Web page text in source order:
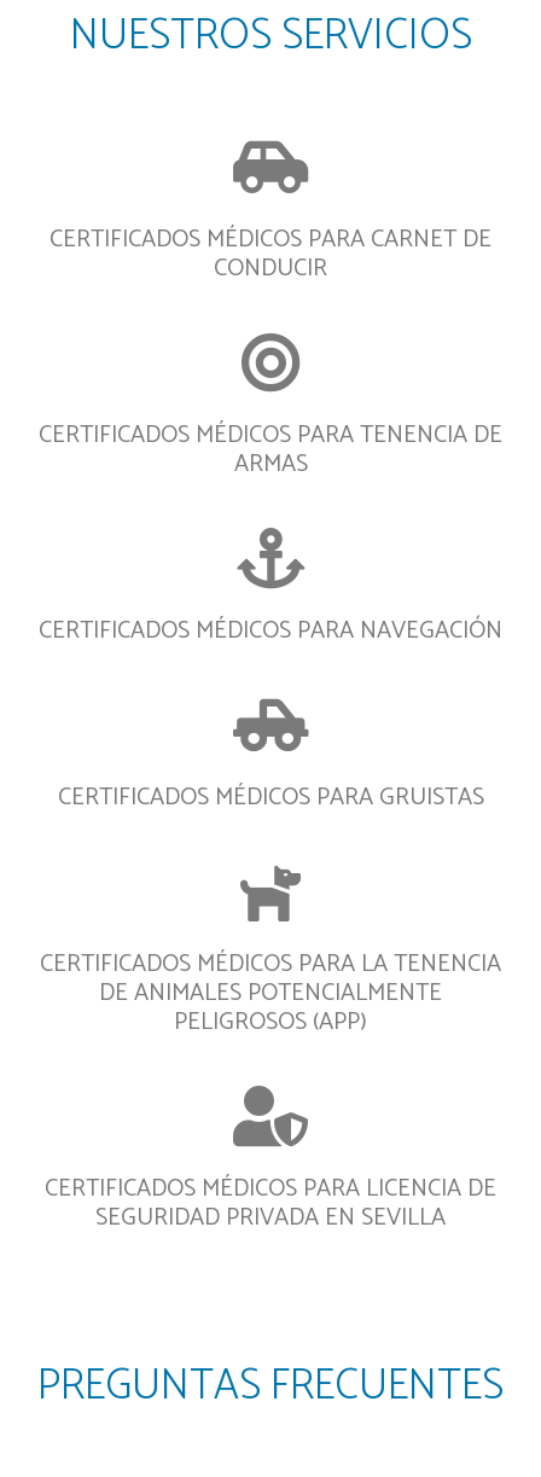
NUESTROS SERVICIOS
CERTIFICADOS MÉDICOS PARA CARNET DE
CONDUCIR
CERTIFICADOS MÉDICOS PARA TENENCIA DE
ARMAS
CERTIFICADOS MÉDICOS PARA NAVEGACIÓN
CERTIFICADOS MÉDICOS PARA GRUISTAS
CERTIFICADOS MÉDICOS PARA LA TENENCIA
DE ANIMALES POTENCIALMENTE
PELIGROSOS (APP)
CERTIFICADOS MÉDICOS PARA LICENCIA DE
SEGURIDAD PRIVADA EN SEVILLA
PREGUNTAS FRECUENTES